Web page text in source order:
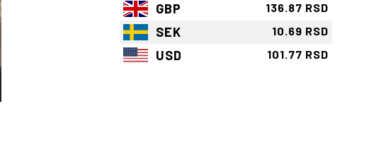
GBP 136.87 RSD
SEK 10.69 RSD
USD 101.77 RSD